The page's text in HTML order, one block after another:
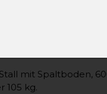
mit Spaltboden,
105 kg.